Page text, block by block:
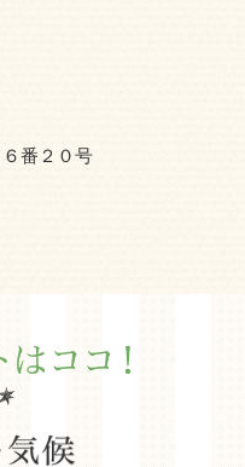
つ魅力を最大限アピー
番２０号